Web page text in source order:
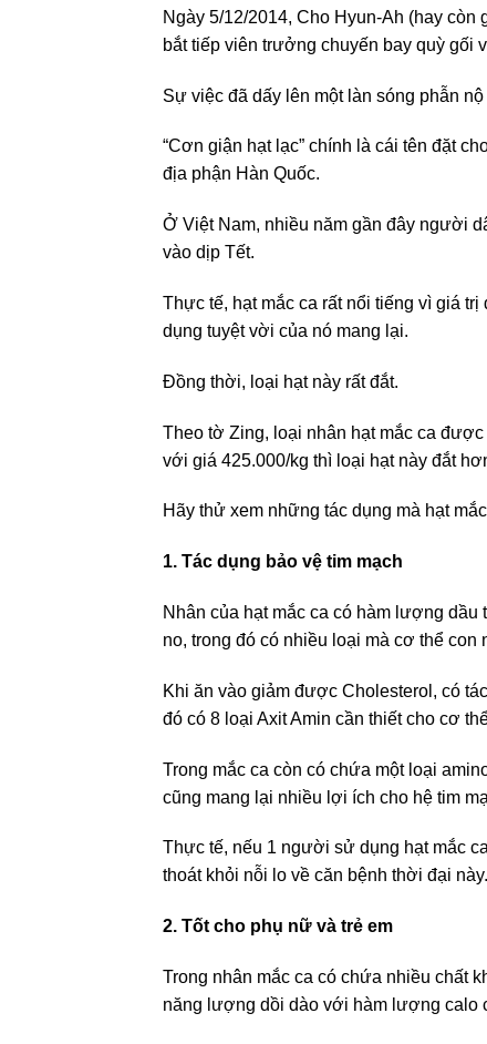
Ngày 5/12/2014, Cho Hyun-Ah (hay
bắt tiếp viên trưởng chuyến bay quỳ gối
Sự việc đã dấy lên một làn sóng phẫn
“Cơn giận hạt lạc” chính là cái tên đặt
địa phận Hàn Quốc.
Ở Việt Nam, nhiều năm gần đây người
vào dịp Tết.
Thực tế, hạt mắc ca rất nổi tiếng vì giá
dụng tuyệt vời của nó mang lại.
Đồng thời, loại hạt này rất đắt.
Theo tờ Zing, loại nhân hạt mắc ca
với giá 425.000/kg thì loại hạt này đắt
Hãy thử xem những tác dụng mà hạt
1. Tác dụng bảo vệ tim mạch
Nhân của hạt mắc ca có hàm lượng
no, trong đó có nhiều loại mà cơ thể
Khi ăn vào giảm được Cholesterol, có
đó có 8 loại Axit Amin cần thiết cho cơ
Trong mắc ca còn có chứa một loại
cũng mang lại nhiều lợi ích cho hệ tim
Thực tế, nếu 1 người sử dụng hạt mắc
thoát khỏi nỗi lo về căn bệnh thời đại này.
2. Tốt cho phụ nữ và trẻ em
Trong nhân mắc ca có chứa nhiều chất
năng lượng dồi dào với hàm lượng calo